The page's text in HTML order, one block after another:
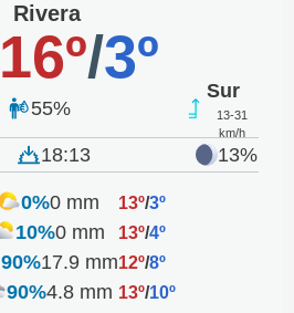
Rivera
16º/3º
55%
Sur
13-31
km/h
18:13 13%
0%0 mm 13º/3º
10%0 mm 13º/4º
90%17.9 mm12º/8º
90%4.8 mm 13º/10º